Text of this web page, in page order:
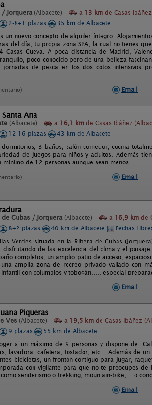
/ Jorquera (Albacete) a 13 km de Casas
2-8+1 plazas
35 km de Albacete
un nuevo concepto de alquiler íntegro.
del día, tu propia zona SPA, la cual no tienes
Casas Cueva. A poca distancia de Madrid,
poco conocido pero de una belleza
jornadas de pesca en los dos cotos intensivos
Email
Santa Ana
(Albacete) a 16,1 km de Casas Ibáñez
12-16 plazas
43 km de Albacete
3 baños, salón comedor, cocina
de juegos para niños y adultos. Además
mínimo de 12 personas aunque sean menos.
Email
de Cubas / Jorquera (Albacete) a 16,9 km de
8+2 plazas 40 km de Albacete
Fechas
Verdes situada en la Ribera de Cubas
de las excelencia del clima y el
completos, un amplio patio de acceso,
amplia zona de recreo privado vallado con
con columpios y tobogán,..., especial
Email
Piqueras
Ves (Albacete) a 19,5 km de Casas Ibáñez
9 plazas
55 km de Albacete
a un máximo de 9 personas y dispone de:
lavadora, cafetera, tostador, etc... Además de
bicicletas, un frontón contiguo para jugar,
con vigilante para que no te preocupes
senderismo o trekking, mountain-bike,... o
Email